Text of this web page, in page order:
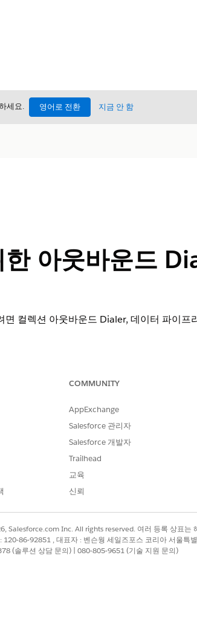
세요. 영어로 전환 지금 안 함
아웃바운드
컬렉션 아웃바운드 Dialer, 데이터 파이프
Data Pipelines Base 사용자
실행 가능한 세분화
택합니다.
COMMUNITY
AppExchange
Salesforce 관리자
Salesforce 개발자
Trailhead
교육
신뢰
Salesforce.com Inc. All rights reserved. 여러 등록 상표는
120-86-92851 , 대표자 : 벤슨웡 세일즈포스 코리아 서울
(솔루션 상담 문의) | 080-805-9651 (기술 지원 문의)